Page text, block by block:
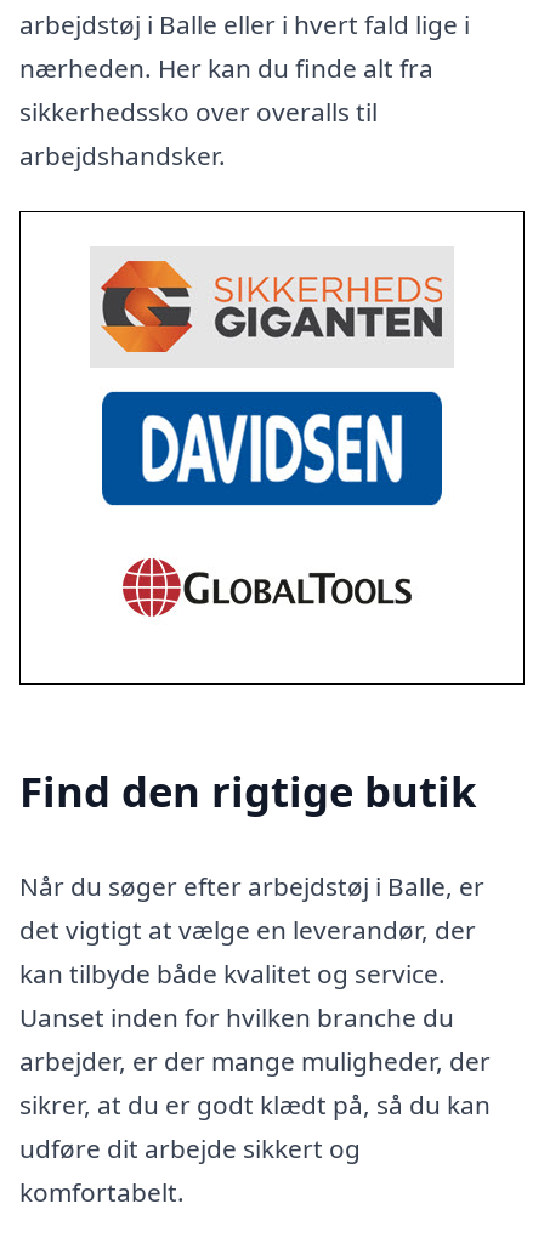
arbejdstøj i Balle eller i hvert fald lige i
nærheden. Her kan du finde alt fra
sikkerhedssko over overalls til
arbejdshandsker.
Find den rigtige butik
Når du søger efter arbejdstøj i Balle, er
det vigtigt at vælge en leverandør, der
kan tilbyde både kvalitet og service.
Uanset inden for hvilken branche du
arbejder, er der mange muligheder, der
sikrer, at du er godt klædt på, så du kan
udføre dit arbejde sikkert og
komfortabelt.